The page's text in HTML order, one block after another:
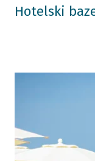
Hotelski